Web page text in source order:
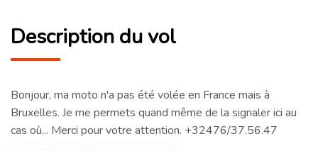
Description du vol
Bonjour, ma moto n'a pas été volée en France mais à
Bruxelles. Je me permets quand même de la signaler ici au
cas où... Merci pour votre attention. +32476/37.56.47